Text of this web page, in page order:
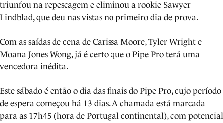
triunfou na repescagem e eliminou a rookie Sawyer
Lindblad, que deu nas vistas no primeiro dia de prova.
Com as saídas de cena de Carissa Moore, Tyler Wright e
Moana Jones Wong, já é certo que o Pipe Pro terá uma
vencedora inédita.
Este sábado é então o dia das finais do Pipe Pro, cujo período
de espera começou há 13 dias. A chamada está marcada
para as 17h45 (hora de Portugal continental), com potencial